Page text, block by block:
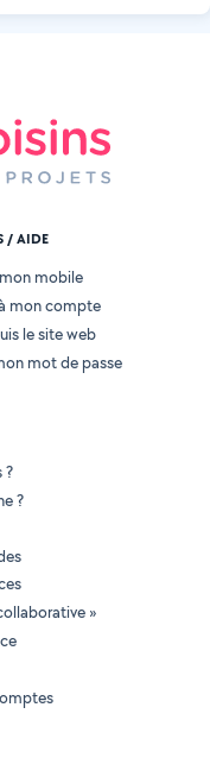
/ AIDE
mobile
mon compte
le site web
mot de passe
?
?
»